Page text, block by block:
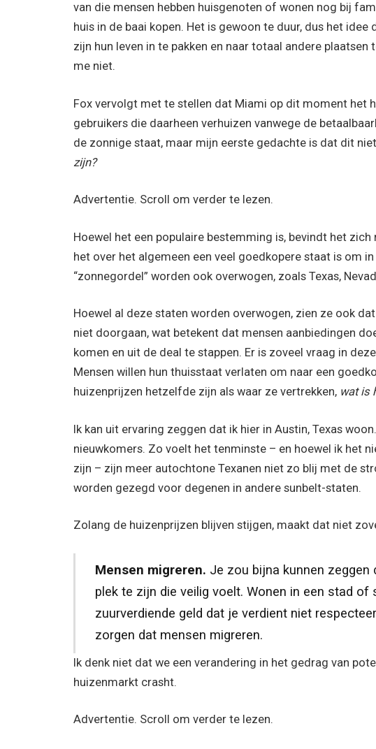
van die mensen hebben huisgenoten of wonen nog bij
huis in de baai kopen. Het is gewoon te duur, dus het
zijn hun leven in te pakken en naar totaal andere
me niet.
Fox vervolgt met te stellen dat Miami op dit moment het
gebruikers die daarheen verhuizen vanwege de
de zonnige staat, maar mijn eerste gedachte is dat dit
zijn?
Advertentie. Scroll om verder te lezen.
Hoewel het een populaire bestemming is, bevindt het
het over het algemeen een veel goedkopere staat is om
“zonnegordel” worden ook overwogen, zoals Texas,
Hoewel al deze staten worden overwogen, zien ze ook
niet doorgaan, wat betekent dat mensen aanbiedingen
komen en uit de deal te stappen. Er is zoveel vraag in
Mensen willen hun thuisstaat verlaten om naar een
huizenprijzen hetzelfde zijn als waar ze vertrekken, wat is
Ik kan uit ervaring zeggen dat ik hier in Austin, Texas
nieuwkomers. Zo voelt het tenminste – en hoewel ik het
zijn – zijn meer autochtone Texanen niet zo blij met de
worden gezegd voor degenen in andere sunbelt-staten.
Zolang de huizenprijzen blijven stijgen, maakt dat niet
Mensen migreren. Je zou bijna kunnen
plek te zijn die veilig voelt. Wonen in een stad
zuurverdiende geld dat je verdient niet
zorgen dat mensen migreren.
Ik denk niet dat we een verandering in het gedrag van
huizenmarkt crasht.
Advertentie. Scroll om verder te lezen.